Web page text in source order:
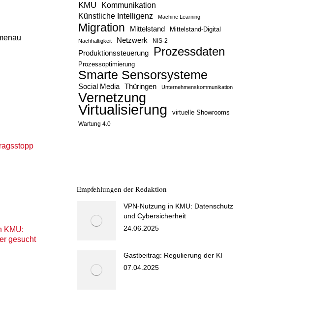
KMU:
gesucht
KMU
Kommunikation
Künstliche Intelligenz
Machine Learning
Migration Mittelstand Mittelstand-Digital
Nachhaltigkeit Netzwerk NIS-2
Produktionssteuerung Prozessdaten
Prozessoptimierung
Smarte Sensorsysteme
Social Media Thüringen Unternehmenskommunikation
Vernetzung
Virtualisierung
virtuelle Showrooms
Wartung 4.0
Empfehlungen der Redaktion
VPN-Nutzung in KMU: Datenschutz
und Cybersicherheit
24.06.2025
Gastbeitrag: Regulierung der KI
07.04.2025